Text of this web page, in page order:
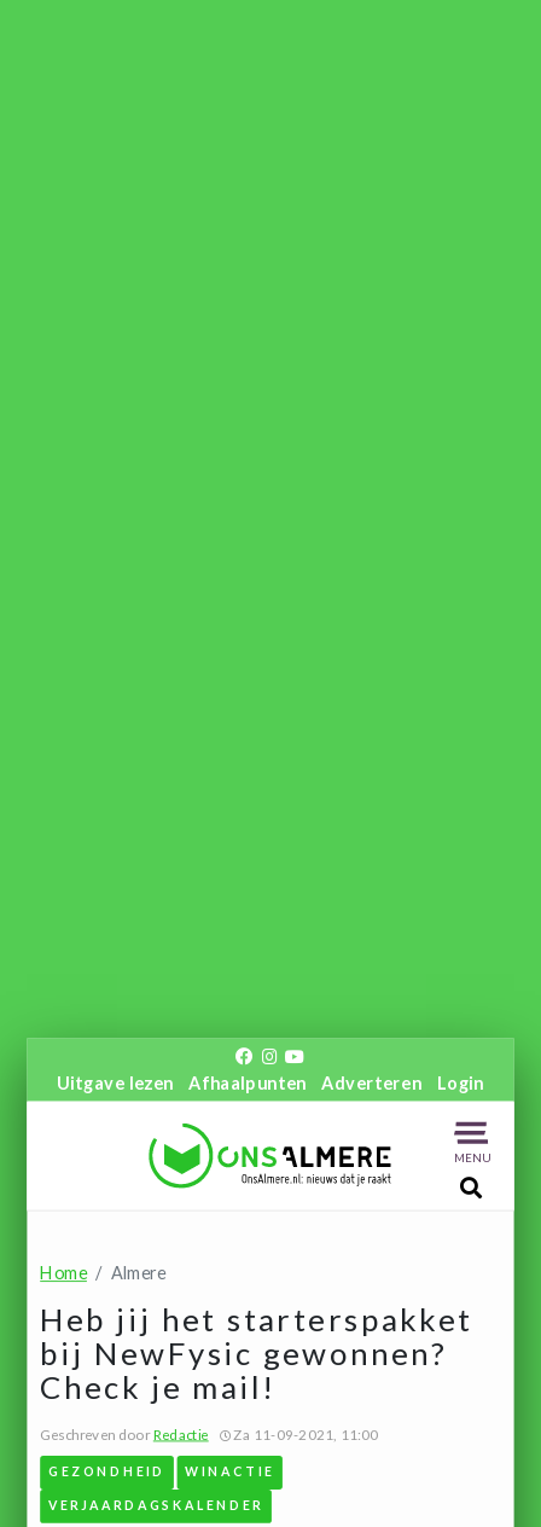
Uitgave lezen Afhaalpunten Adverteren Login
MENU
Home Almere
Heb jij het starterspakket
bij NewFysic gewonnen?
Check je mail!
Geschreven doorRedactie Za 11-09-2021, 11:00
GEZONDHEID WINACTIE
VERJAARDAGSKALENDER